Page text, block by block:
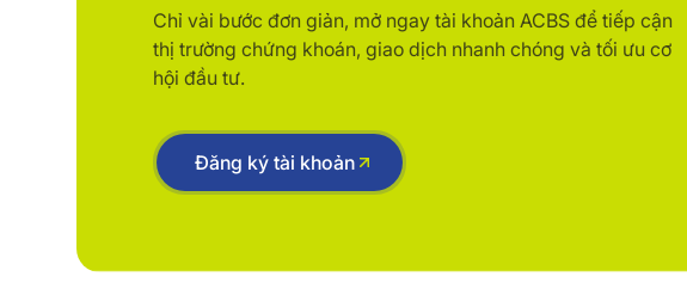
Chỉ vài bước đơn giản, mở ngay tài khoản ACBS để tiếp cận
thị trường chứng khoán, giao dịch nhanh chóng và tối ưu cơ
hội đầu tư.
Đăng ký tài khoản